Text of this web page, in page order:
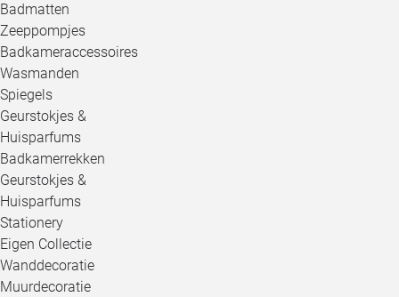
Badmatten
Zeeppompjes
Badkameraccessoires
Wasmanden
Spiegels
Geurstokjes &
Huisparfums
Badkamerrekken
Geurstokjes &
Huisparfums
Stationery
Eigen Collectie
Wanddecoratie
Muurdecoratie